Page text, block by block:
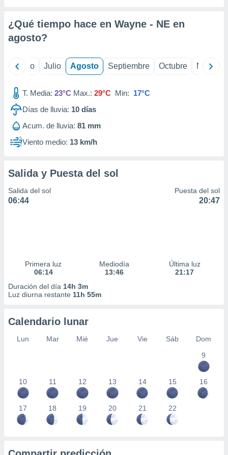
e
mediante
publicidad
publicidad
de
1199
¿Qué tiempo hace en Wayne - NE en
agosto?
Junio Julio Agosto Septiembre Octubre
T. Media: 23°C Max.: 29°C Min: 17°C
Días de lluvia: 10 días
Acum. de lluvia: 81 mm
Viento medio: 13 km/h
Salida y Puesta del sol
Salida del sol
06:44
Puesta del sol
20:47
Primera luz
06:14
Mediodía
13:46
Última luz
21:17
Duración del día 14h 3m
Luz diurna restante 11h 55m
Calendario lunar
Lun Mar Mié Jue Vie Sáb
Dom
9
10 11 12 13 14 15 16
17 18 19 20 21 22